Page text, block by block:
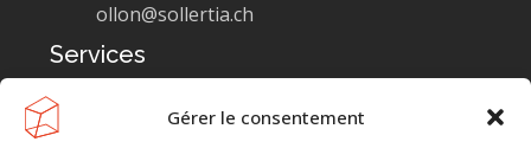
Gérer le consentement
ollon@sollertia.ch
Services
Ouvrages et conservation